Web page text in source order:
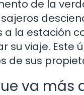
de la
la estación
su viaje. Este
de sus
va más